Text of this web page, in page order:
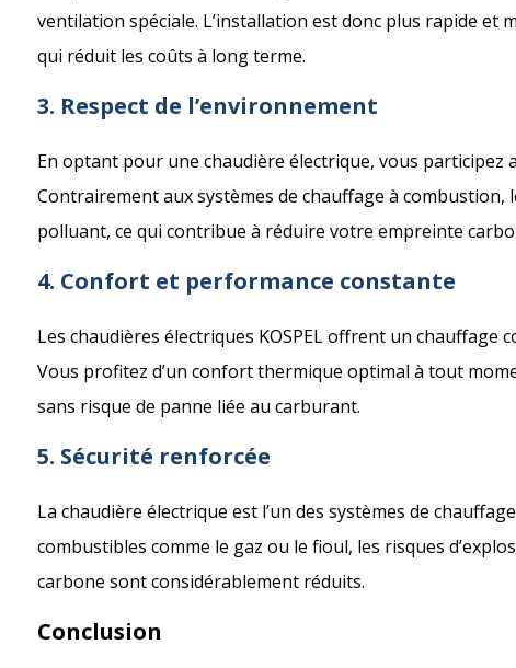
ventilation spéciale. L’installation est donc plus rapide et
qui réduit les coûts à long terme.
3. Respect de l’environnement
En optant pour une chaudière électrique, vous participez
Contrairement aux systèmes de chauffage à combustion,
polluant, ce qui contribue à réduire votre empreinte
4. Confort et performance constante
Les chaudières électriques KOSPEL offrent un
Vous profitez d’un confort thermique optimal à tout
sans risque de panne liée au carburant.
5. Sécurité renforcée
La chaudière électrique est l’un des systèmes de
combustibles comme le gaz ou le fioul, les risques
carbone sont considérablement réduits.
Conclusion